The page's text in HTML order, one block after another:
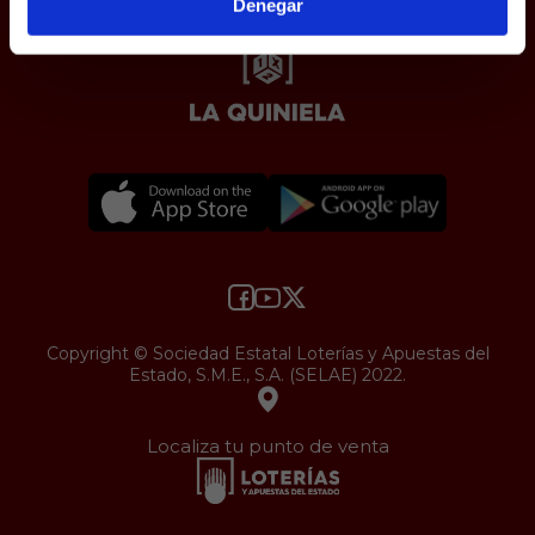
Denegar
Copyright © Sociedad Estatal Loterías y Apuestas del
Estado, S.M.E., S.A. (SELAE) 2022.
Localiza tu punto de venta